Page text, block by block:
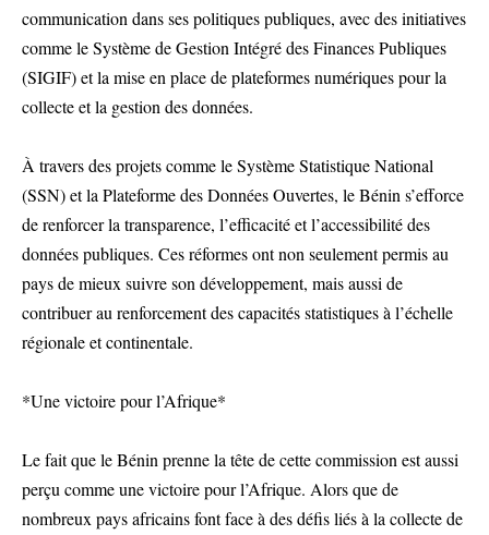
communication dans ses politiques publiques, avec des initiatives
comme le Système de Gestion Intégré des Finances Publiques
(SIGIF) et la mise en place de plateformes numériques pour la
collecte et la gestion des données.
À travers des projets comme le Système Statistique National
(SSN) et la Plateforme des Données Ouvertes, le Bénin s’efforce
de renforcer la transparence, l’efficacité et l’accessibilité des
données publiques. Ces réformes ont non seulement permis au
pays de mieux suivre son développement, mais aussi de
contribuer au renforcement des capacités statistiques à l’échelle
régionale et continentale.
*Une victoire pour l’Afrique*
Le fait que le Bénin prenne la tête de cette commission est aussi
perçu comme une victoire pour l’Afrique. Alors que de
nombreux pays africains font face à des défis liés à la collecte de